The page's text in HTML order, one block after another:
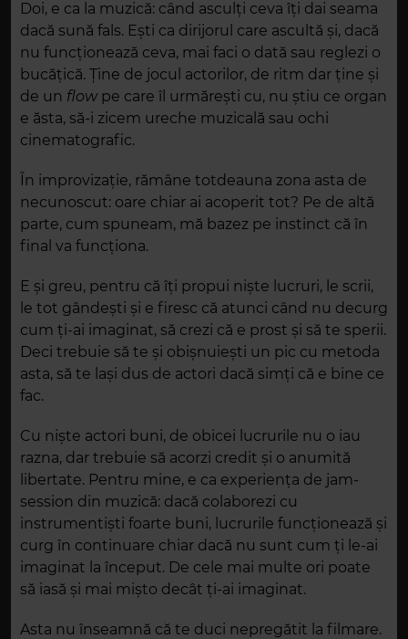
Doi, e ca la muzică: când asculți ceva îți dai seama
dacă sună fals. Ești ca dirijorul care ascultă și, dacă
nu funcționează ceva, mai faci o dată sau reglezi o
bucățică. Ține de jocul actorilor, de ritm dar ține și
de un flowpe care îl urmărești cu, nu știu ce organ
e ăsta, să-i zicem ureche muzicală sau ochi
cinematografic.
În improvizație, rămâne totdeauna zona asta de
necunoscut: oare chiar ai acoperit tot? Pe de altă
parte, cum spuneam, mă bazez pe instinct că în
final va funcționa.
E și greu, pentru că îți propui niște lucruri, le scrii,
le tot gândești și e firesc că atunci când nu decurg
cum ți-ai imaginat, să crezi că e prost și să te sperii.
Deci trebuie să te și obișnuiești un pic cu metoda
asta, să te lași dus de actori dacă simți că e bine ce
fac.
Cu niște actori buni, de obicei lucrurile nu o iau
razna, dar trebuie să acorzi credit și o anumită
libertate. Pentru mine, e ca experiența de jam-
session din muzică: dacă colaborezi cu
instrumentiști foarte buni, lucrurile funcționează și
curg în continuare chiar dacă nu sunt cum ți le-ai
imaginat la început. De cele mai multe ori poate
să iasă și mai mișto decât ți-ai imaginat.
Asta nu înseamnă că te duci nepregătit la filmare.